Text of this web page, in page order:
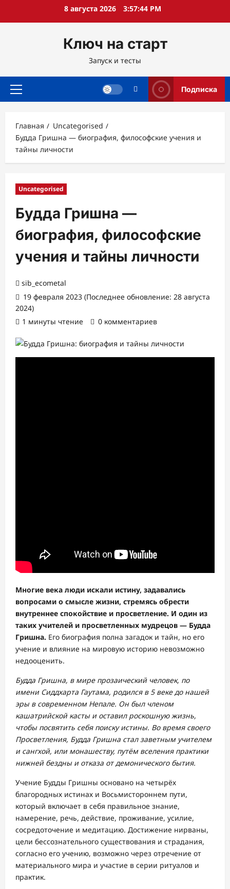
8 августа 2026 3:57:45 PM
Ключ на старт
Запуск и тесты
Основное
Подписка
Главная
Uncategorised
Будда Гришна — биография, философские учения и
тайны личности
Uncategorised
Будда Гришна —
биография, философские
учения и тайны личности
sib_ecometal
19 февраля 2023 (Последнее обновление: 28 августа
2024)
1 минуты чтение
0 комментариев
Многие века люди искали истину, задавались
вопросами о смысле жизни, стремясь обрести
внутреннее спокойствие и просветление. И один из
таких учителей и просветленных мудрецов — Будда
Гришна. Его биография полна загадок и тайн, но его
учение и влияние на мировую историю невозможно
недооценить.
Будда Гришна, в мире прозаический человек, по
имени Сиддхарта Гаутама, родился в 5 веке до нашей
эры в современном Непале. Он был членом
кашатрийской касты и оставил роскошную жизнь,
чтобы посвятить себя поиску истины. Во время своего
Просветления, Будда Гришна стал заветным учителем
и сангхой, или монашеству, путём вселения практики
нижней бездны и отказа от демонического бытия.
Учение Будды Гришны основано на четырёх
благородных истинах и Восьмистороннем пути,
который включает в себя правильное знание,
намерение, речь, действие, проживание, усилие,
сосредоточение и медитацию. Достижение нирваны,
цели бессознательного существования и страдания,
согласно его учению, возможно через отречение от
материального мира и участие в серии ритуалов и
практик.